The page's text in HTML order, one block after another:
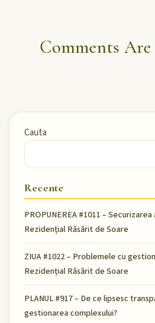
Comments Are
Cauta
Recente
PROPUNEREA #1011 –
Rezidențial Răsărit de Soare
ZIUA #1022 – Problemele cu
Rezidențial Răsărit de Soare
PLANUL #917 – De ce lipsesc
gestionarea complexului?